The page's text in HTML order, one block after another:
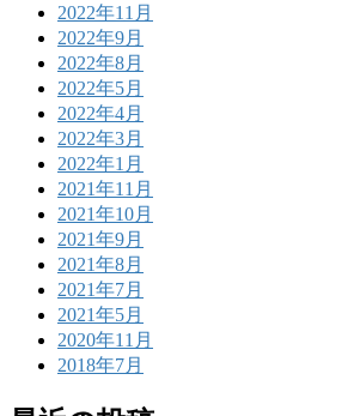
2022年11月
2022年9月
2022年8月
2022年5月
2022年4月
2022年3月
2022年1月
2021年11月
2021年10月
2021年9月
2021年8月
2021年7月
2021年5月
2020年11月
2018年7月